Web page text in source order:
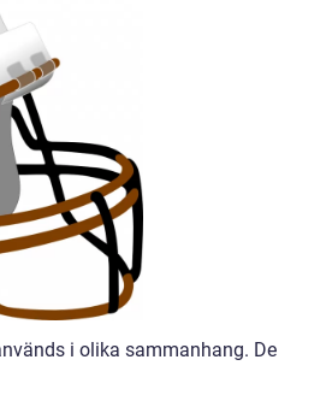
i olika sammanhang. De